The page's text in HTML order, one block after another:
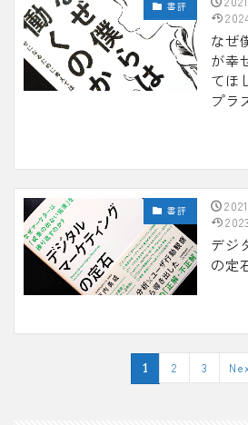
書評
なぜ
が幸
てほ
プラ
書評
デジ
の定
1 2 3